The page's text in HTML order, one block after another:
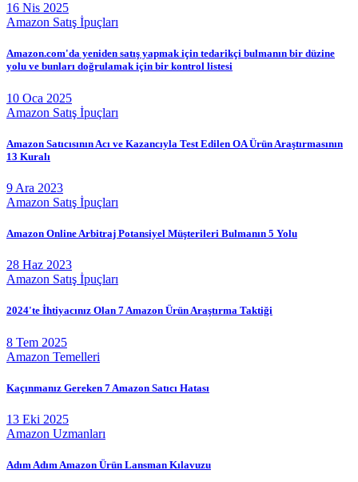
16 Nis 2025
Amazon Satış İpuçları
Amazon.com'da yeniden satış yapmak için tedarikçi bulmanın bir düzine
yolu ve bunları doğrulamak için bir kontrol listesi
10 Oca 2025
Amazon Satış İpuçları
Amazon Satıcısının Acı ve Kazancıyla Test Edilen OA Ürün Araştırmasının
13 Kuralı
9 Ara 2023
Amazon Satış İpuçları
Amazon Online Arbitraj Potansiyel Müşterileri Bulmanın 5 Yolu
28 Haz 2023
Amazon Satış İpuçları
2024'te İhtiyacınız Olan 7 Amazon Ürün Araştırma Taktiği
8 Tem 2025
Amazon Temelleri
Kaçınmanız Gereken 7 Amazon Satıcı Hatası
13 Eki 2025
Amazon Uzmanları
Adım Adım Amazon Ürün Lansman Kılavuzu